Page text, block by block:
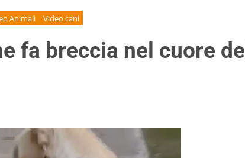
Animali Video cani
fa breccia nel cuore del